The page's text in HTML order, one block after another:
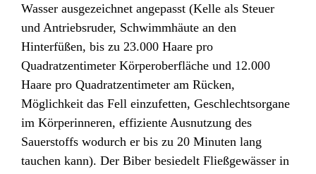
Wasser ausgezeichnet angepasst (Kelle als Steuer
und Antriebsruder, Schwimmhäute an den
Hinterfüßen, bis zu 23.000 Haare pro
Quadratzentimeter Körperoberfläche und 12.000
Haare pro Quadratzentimeter am Rücken,
Möglichkeit das Fell einzufetten, Geschlechtsorgane
im Körperinneren, effiziente Ausnutzung des
Sauerstoffs wodurch er bis zu 20 Minuten lang
tauchen kann). Der Biber besiedelt Fließgewässer in